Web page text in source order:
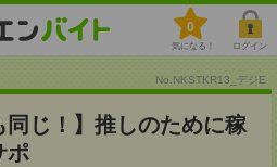
0
気になる！ ログイン
No.NKSTKR13_デジE
同じ！】推しのために稼
ポ